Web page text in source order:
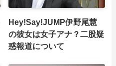
Hey!Say!JUMP伊野尾慧
の彼女は女子アナ？二股疑
惑報道について